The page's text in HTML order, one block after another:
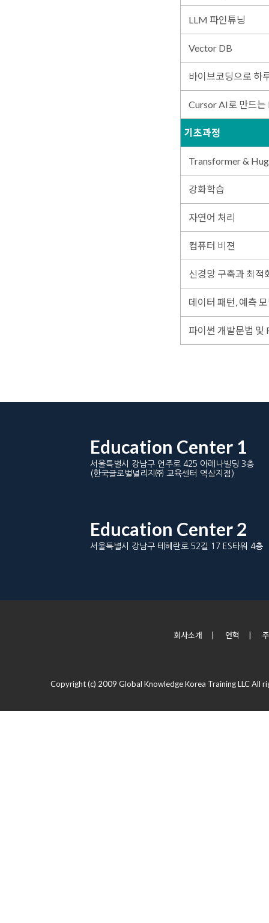
LLM 파인튜닝
Vector DB
바이브코딩으로 하
Cursor AI로 만드는
기초과정
Transformer &
강화학습
자연어 처리
컴퓨터 비젼
신경망 구축과 최적
데이터 패턴, 예측
파이썬 개발문법 및
Education Center 1
서울특별시 강남구 언주로 425 아레나빌딩 3층
(한국글로벌널리지㈜ 교육센터 역삼지점)
Education Center 2
서울특별시 강남구 테헤란로 52길 17 ES타워 4층
회사소개 연혁
Copyright (c) 2009 Global Knowledge Korea Training LLC All